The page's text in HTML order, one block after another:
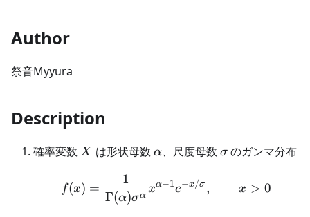
Author
祭音Myyura
Description
確率変数 X
X は形状母数 \alpha
α、尺度母数 \sigma
σ のガンマ分布
f(x) =
Γ(α)σα
1
xα−1e−x/σ , x > 0